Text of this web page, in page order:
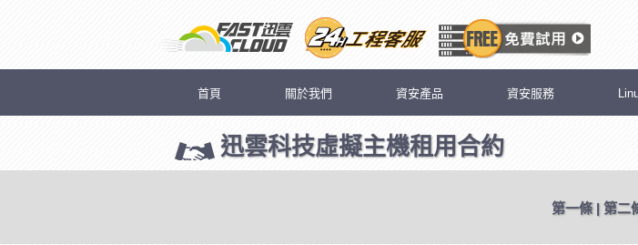
首頁 關於我們 資安產品 資安服務
迅雲科技虛擬主機租用合約
第一條 | 第二